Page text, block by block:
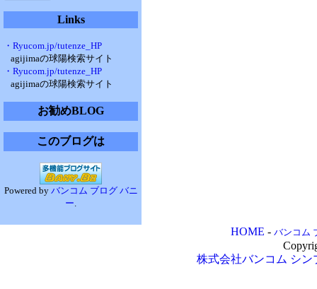
Links
・Ryucom.jp/tutenze_HP
agijimaの球陽検索サイト
・Ryucom.jp/tutenze_HP
agijimaの球陽検索サイト
お勧めBLOG
このブログは
Powered by バンコム ブログ バニ
ー.
HOME - バンコム
株式会社バンコム シン